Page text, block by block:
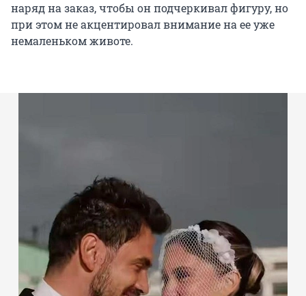
наряд на заказ, чтобы он подчеркивал фигуру, но
при этом не акцентировал внимание на ее уже
немаленьком животе.